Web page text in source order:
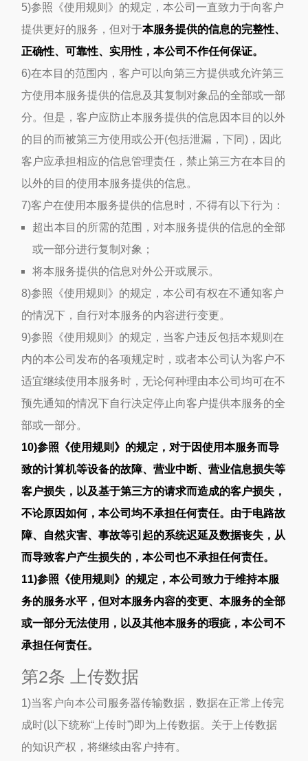
5)参照《使用规则》的规定，本公司一直致力于向客户
提供更好的服务，但对于本服务提供的信息的完整性、
正确性、可靠性、实用性，本公司不作任何保证。
6)在本目的范围内，客户可以向第三方提供或允许第三
方使用本服务提供的信息及其复制对象品的全部或一部
分。但是，客户应防止本服务提供的信息因本目的以外
的目的而被第三方使用或公开(包括泄漏，下同)，因此
客户应承担相应的信息管理责任，禁止第三方在本目的
以外的目的使用本服务提供的信息。
7)客户在使用本服务提供的信息时，不得有以下行为：
超出本目的所需的范围，对本服务提供的信息的全部
或一部分进行复制对象；
将本服务提供的信息对外公开或展示。
8)参照《使用规则》的规定，本公司有权在不通知客户
的情况下，自行对本服务的内容进行变更。
9)参照《使用规则》的规定，当客户违反包括本规则在
内的本公司发布的各项规定时，或者本公司认为客户不
适宜继续使用本服务时，无论何种理由本公司均可在不
预先通知的情况下自行决定停止向客户提供本服务的全
部或一部分。
10)参照《使用规则》的规定，对于因使用本服务而导
致的计算机等设备的故障、营业中断、营业信息损失等
客户损失，以及基于第三方的请求而造成的客户损失，
不论原因如何，本公司均不承担任何责任。由于电路故
障、自然灾害、事故等引起的系统迟延及数据丧失，从
而导致客户产生损失的，本公司也不承担任何责任。
11)参照《使用规则》的规定，本公司致力于维持本服
务的服务水平，但对本服务内容的变更、本服务的全部
或一部分无法使用，以及其他本服务的瑕疵，本公司不
承担任何责任。
第2条 上传数据
1)当客户向本公司服务器传输数据，数据在正常上传完
成时(以下统称“上传时”)即为上传数据。关于上传数据
的知识产权，将继续由客户持有。